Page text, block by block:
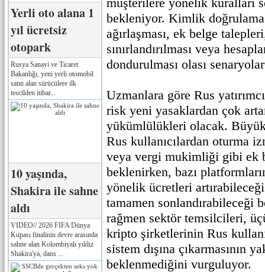
Yerli oto alana 1
yıl ücretsiz
otopark
Rusya Sanayi ve Ticaret
Bakanlığı, yeni yerli otomobil
satın alan sürücülere ilk
tescilden itibar...
10 yaşında,
Shakira ile sahne
aldı
VIDEO// 2026 FIFA Dünya
Kupası finalinin devre arasında
sahne alan Kolombiyalı yıldız
Shakira'ya, dans ...
bekleniyor. Kimlik
ağırlaşması, ek belge
sınırlandırılması veya
dondurulması olası
Uzmanlara göre Rus
risk yeni yasaklardan çok
yükümlülükleri olacak.
Rus kullanıcılardan oturma
veya vergi mukimliği gibi ek
beklenirken, bazı
yönelik ücretleri
tamamen sonlandırabileceği
rağmen sektör temsilcileri,
kripto şirketlerinin Rus
sistem dışına çıkarmasının
beklenmediğini vurguluyor.